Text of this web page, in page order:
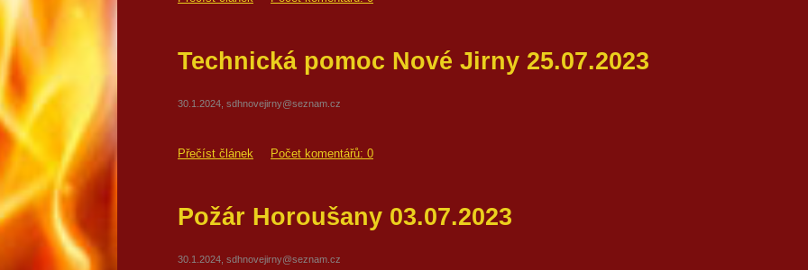
Technická pomoc Nové Jirny 25.07.2023
30.1.2024, sdhnovejirny@seznam.cz
Přečíst článek Počet komentářů: 0
Požár Horoušany 03.07.2023
30.1.2024, sdhnovejirny@seznam.cz